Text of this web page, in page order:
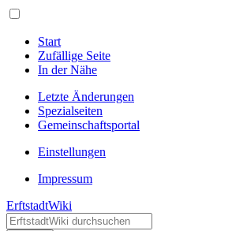
Start
Zufällige Seite
In der Nähe
Letzte Änderungen
Spezialseiten
Gemeinschafts­portal
Einstellungen
Impressum
ErftstadtWiki